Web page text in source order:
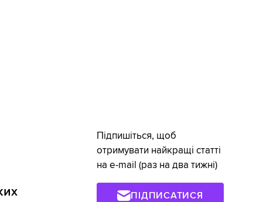
Підпишіться, щоб
отримувати найкращі статті
на e-mail (раз на два тижні)
ПІДПИСАТИСЯ